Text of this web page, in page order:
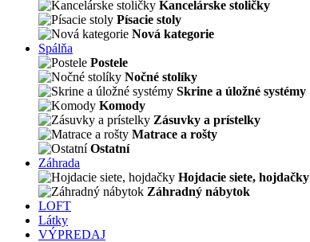
Kancelárske stoličky
Písacie stoly
Nová kategorie
Spálňa
Postele
Nočné stolíky
Skrine a úložné systémy
Komody
Zásuvky a prístelky
Matrace a rošty
Ostatní
Záhrada
Hojdacie siete, hojdačky
Záhradný nábytok
LOFT
Látky
VÝPREDAJ